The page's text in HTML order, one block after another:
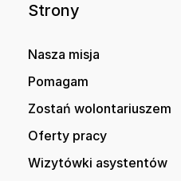
Strony
Nasza misja
Pomagam
Zostań wolontariuszem
Oferty pracy
Wizytówki asystentów